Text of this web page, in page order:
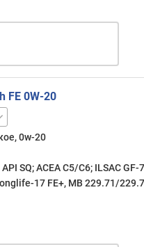
FE 0W-20
0w-20
API SQ; ACEA C5/C6; ILSAC GF-
17 FE+, MB 229.71/